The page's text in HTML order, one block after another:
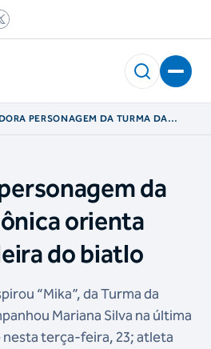
PERSONAGEM DA TURMA DA
da
orienta
do biatlo
“Mika”, da Turma da
Mariana Silva na última
nesta terça-feira, 23; atleta